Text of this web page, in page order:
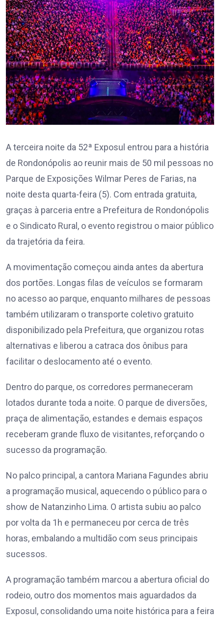
A terceira noite da 52ª Exposul entrou para a história
de Rondonópolis ao reunir mais de 50 mil pessoas no
Parque de Exposições Wilmar Peres de Farias, na
noite desta quarta-feira (5). Com entrada gratuita,
graças à parceria entre a Prefeitura de Rondonópolis
e o Sindicato Rural, o evento registrou o maior público
da trajetória da feira.
A movimentação começou ainda antes da abertura
dos portões. Longas filas de veículos se formaram
no acesso ao parque, enquanto milhares de pessoas
também utilizaram o transporte coletivo gratuito
disponibilizado pela Prefeitura, que organizou rotas
alternativas e liberou a catraca dos ônibus para
facilitar o deslocamento até o evento.
Dentro do parque, os corredores permaneceram
lotados durante toda a noite. O parque de diversões,
praça de alimentação, estandes e demais espaços
receberam grande fluxo de visitantes, reforçando o
sucesso da programação.
No palco principal, a cantora Mariana Fagundes abriu
a programação musical, aquecendo o público para o
show de Natanzinho Lima. O artista subiu ao palco
por volta da 1h e permaneceu por cerca de três
horas, embalando a multidão com seus principais
sucessos.
A programação também marcou a abertura oficial do
rodeio, outro dos momentos mais aguardados da
Exposul, consolidando uma noite histórica para a feira